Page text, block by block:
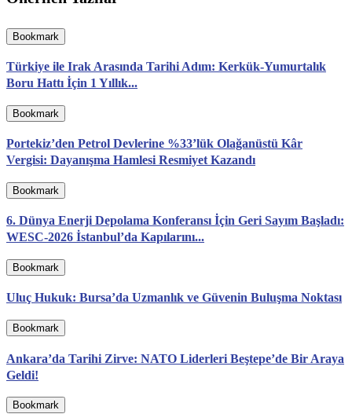
Bookmark
Türkiye ile Irak Arasında Tarihi Adım: Kerkük-Yumurtalık
Boru Hattı İçin 1 Yıllık...
Bookmark
Portekiz’den Petrol Devlerine %33’lük Olağanüstü Kâr
Vergisi: Dayanışma Hamlesi Resmiyet Kazandı
Bookmark
6. Dünya Enerji Depolama Konferansı İçin Geri Sayım Başladı:
WESC-2026 İstanbul’da Kapılarını...
Bookmark
Uluç Hukuk: Bursa’da Uzmanlık ve Güvenin Buluşma Noktası
Bookmark
Ankara’da Tarihi Zirve: NATO Liderleri Beştepe’de Bir Araya
Geldi!
Bookmark